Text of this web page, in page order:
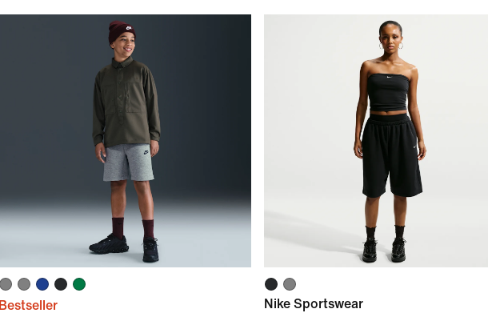
Bestseller
Nike Sportswear